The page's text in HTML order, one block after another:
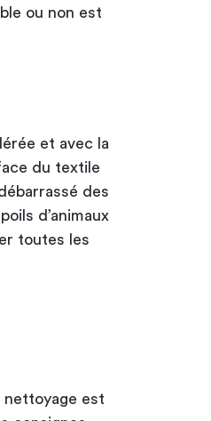
ou non est
et avec la
du textile
des
d’animaux
toutes les
nettoyage est